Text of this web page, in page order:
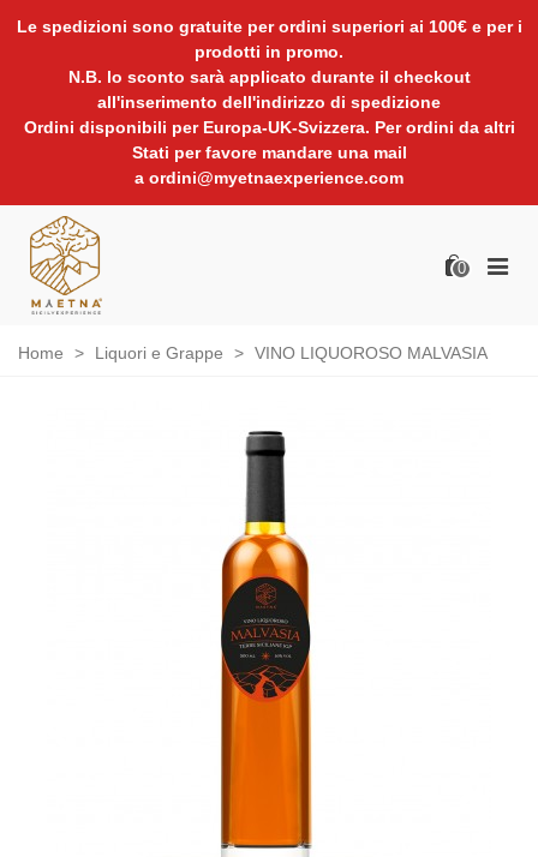
Le spedizioni sono gratuite per ordini superiori ai 100€ e per i
prodotti in promo.
N.B. lo sconto sarà applicato durante il checkout
all'inserimento dell'indirizzo di spedizione
Ordini disponibili per Europa-UK-Svizzera. Per ordini da altri
Stati per favore mandare una mail
a ordini@myetnaexperience.com
0
Home > Liquori e Grappe > VINO LIQUOROSO MALVASIA